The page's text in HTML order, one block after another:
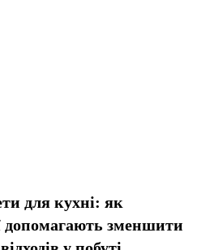
для кухні: як
допомагають зменшити